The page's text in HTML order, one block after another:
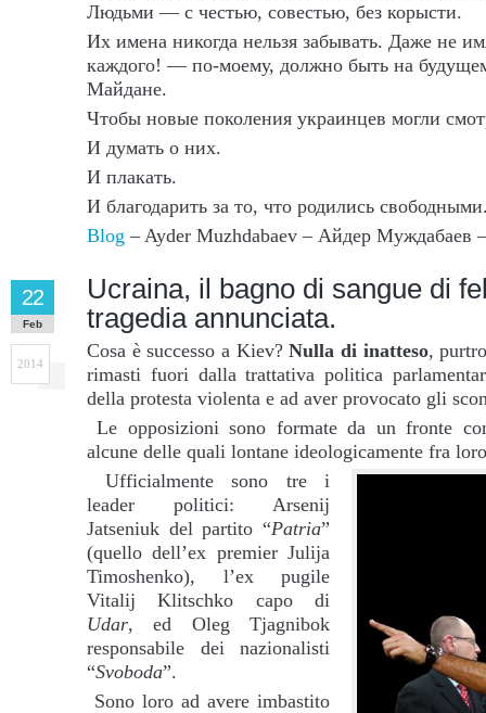
Людьми — с честью, совестью, без корысти.
Их имена никогда нельзя забывать. Даже не
каждого! — по-моему, должно быть на
Майдане.
Чтобы новые поколения украинцев могли
И думать о них.
И плакать.
И благодарить за то, что родились
Blog – Ayder Muzhdabaev – Айдер Муждабаев
Ucraina, il bagno di sangue di
tragedia annunciata.
22
Feb
2014
Cosa è successo a Kiev?Nulla di inatteso,
rimasti fuori dalla trattativa politica
della protesta violenta e ad aver provocato gli
Le opposizioni sono formate da un fronte
alcune delle quali lontane ideologicamente fra
Ufficialmente sono tre i
leader politici: Arsenij
Jatseniuk del partito “Patria”
(quello dell’ex premier Julija
Timoshenko), l’ex pugile
Vitalij Klitschko capo di
Udar, ed Oleg Tjagnibok
responsabile dei nazionalisti
“Svoboda”.
Sono loro ad avere imbastito